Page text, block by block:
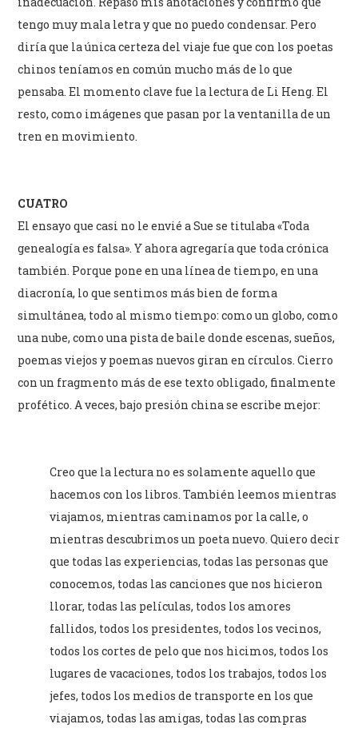
tengo muy mala letra y que no puedo condensar. Pero
diría que la única certeza del viaje fue que con los poetas
chinos teníamos en común mucho más de lo que
pensaba. El momento clave fue la lectura de Li Heng. El
resto, como imágenes que pasan por la ventanilla de un
tren en movimiento.
CUATRO
El ensayo que casi no le envié a Sue se titulaba «Toda
genealogía es falsa». Y ahora agregaría que toda crónica
también. Porque pone en una línea de tiempo, en una
diacronía, lo que sentimos más bien de forma
simultánea, todo al mismo tiempo: como un globo, como
una nube, como una pista de baile donde escenas, sueños,
poemas viejos y poemas nuevos giran en círculos. Cierro
con un fragmento más de ese texto obligado, finalmente
profético. A veces, bajo presión china se escribe mejor:
Creo que la lectura no es solamente aquello que
hacemos con los libros. También leemos mientras
viajamos, mientras caminamos por la calle, o
mientras descubrimos un poeta nuevo. Quiero decir
que todas las experiencias, todas las personas que
conocemos, todas las canciones que nos hicieron
llorar, todas las películas, todos los amores
fallidos, todos los presidentes, todos los vecinos,
todos los cortes de pelo que nos hicimos, todos los
lugares de vacaciones, todos los trabajos, todos los
jefes, todos los medios de transporte en los que
viajamos, todas las amigas, todas las compras